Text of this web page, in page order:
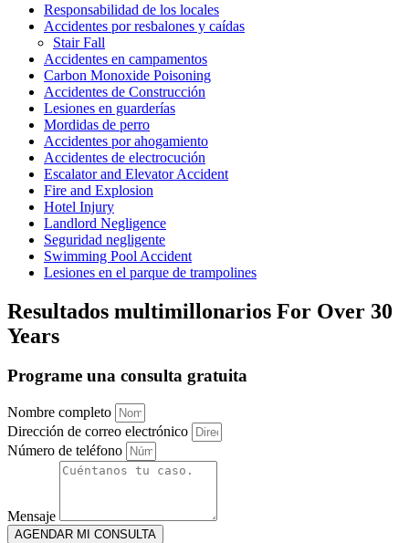
Responsabilidad de los locales
Accidentes por resbalones y caídas
Stair Fall
Accidentes en campamentos
Carbon Monoxide Poisoning
Accidentes de Construcción
Lesiones en guarderías
Mordidas de perro
Accidentes por ahogamiento
Accidentes de electrocución
Escalator and Elevator Accident
Fire and Explosion
Hotel Injury
Landlord Negligence
Seguridad negligente
Swimming Pool Accident
Lesiones en el parque de trampolines
Resultados multimillonarios For Over 30
Years
Programe una consulta gratuita
Nombre completo
Dirección de correo electrónico
Número de teléfono
Mensaje
AGENDAR MI CONSULTA